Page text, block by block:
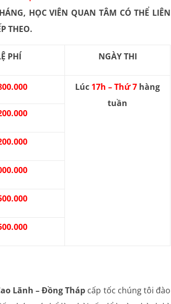
HỌC VIÊN QUAN TÂM CÓ THỂ LIÊN
THEO.
PHÍ NGÀY THI
Lúc 17h – Thứ 7 hàng
tuần
Lãnh – Đồng Tháp cấp tốc chúng tôi đào